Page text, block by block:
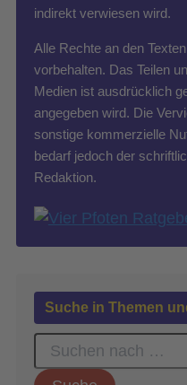
indirekt verwiesen wird.
Alle Rechte an den
vorbehalten. Das Teilen
Medien ist ausdrücklich
angegeben wird. Die
sonstige kommerzielle
bedarf jedoch der
Redaktion.
Suche in Themen
S
c